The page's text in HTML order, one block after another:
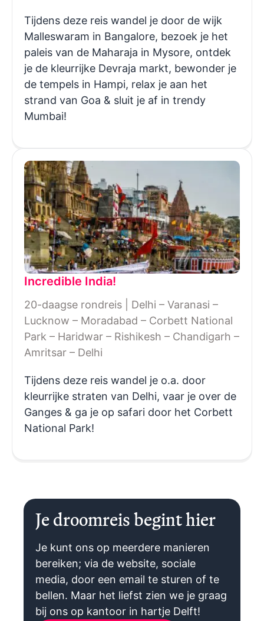
Tijdens deze reis wandel je door de wijk
Malleswaram in Bangalore, bezoek je het
paleis van de Maharaja in Mysore, ontdek
je de kleurrijke Devraja markt, bewonder je
de tempels in Hampi, relax je aan het
strand van Goa & sluit je af in trendy
Mumbai!
Incredible India!
20-daagse rondreis | Delhi – Varanasi –
Lucknow – Moradabad – Corbett National
Park – Haridwar – Rishikesh – Chandigarh –
Amritsar – Delhi
Tijdens deze reis wandel je o.a. door
kleurrijke straten van Delhi, vaar je over de
Ganges & ga je op safari door het Corbett
National Park!
Je droomreis begint hier
Je kunt ons op meerdere manieren
bereiken; via de website, sociale
media, door een email te sturen of te
bellen. Maar het liefst zien we je graag
bij ons op kantoor in hartje Delft!